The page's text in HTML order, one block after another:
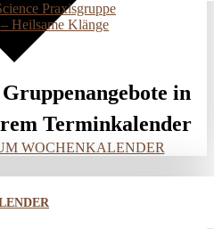
Praxisgruppe
Heilsame Klänge
in
Terminkalender
WOCHENKALENDER